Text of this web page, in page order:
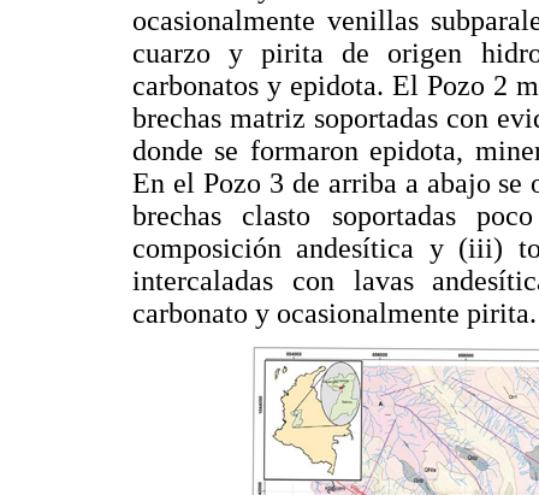
ocasionalmente venillas
cuarzo y pirita de origen
carbonatos y epidota. El Pozo 2
brechas matriz soportadas con
donde se formaron epidota,
En el Pozo 3 de arriba a abajo
brechas clasto soportadas
composición andesítica y (iii)
intercaladas con lavas
carbonato y ocasionalmente pirita.